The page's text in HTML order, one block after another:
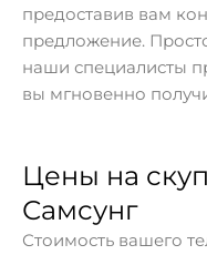
предоставив вам
предложение.
наши специалисты
вы мгновенно
Цены на
Самсунг
Стоимость вашего